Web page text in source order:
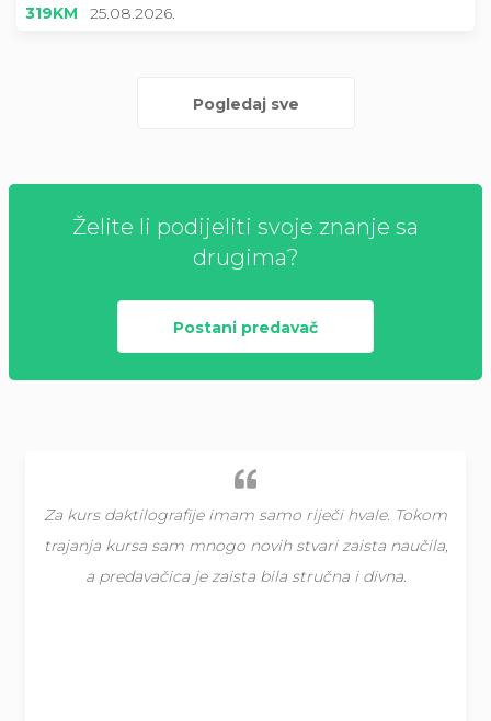
319KM 25.08.2026.
Pogledaj sve
Želite li podijeliti svoje znanje sa
drugima?
Postani predavač
Predavač je jako posvećen, temeljan, spreman da se
prilagodi ritmu group i da pronađe najefektivniji
način da prenese znanje. Kurs je odličan uvod u svijet